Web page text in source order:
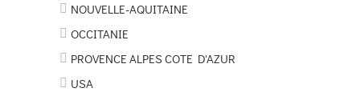
NOUVELLE-AQUITAINE
OCCITANIE
PROVENCE ALPES COTE D'AZUR
USA